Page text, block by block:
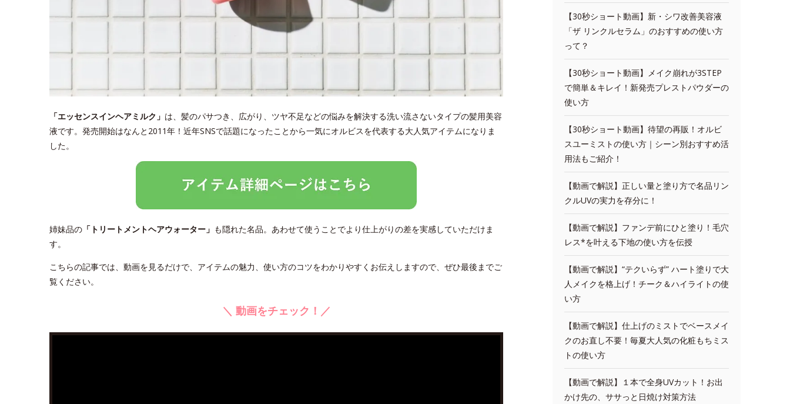
「エッセンスインヘアミルク」 は、髪のパサつき、広がり、ツヤ不足などの悩みを解決する洗い流さないタイプの髪用美容
液です。発売開始はなんと2011年！近年SNSで話題になったことから一気にオルビスを代表する大人気アイテムになりま
した。
姉妹品の 「トリートメントヘアウォーター」 も隠れた名品。あわせて使うことでより仕上がりの差を実感していただけま
す。
こちらの記事では、動画を見るだけで、アイテムの魅力、使い方のコツをわかりやすくお伝えしますので、ぜひ最後までご
覧ください。
＼ 動画をチェック！／
【30秒ショート動画】新・シワ改善美容液
「ザ リンクルセラム」のおすすめの使い方
って？
【30秒ショート動画】メイク崩れが3STEP
で簡単＆キレイ！新発売プレストパウダーの
使い方
【30秒ショート動画】待望の再販！オルビ
スユーミストの使い方｜シーン別おすすめ活
用法もご紹介！
【動画で解説】正しい量と塗り方で名品リン
クルUVの実力を存分に！
【動画で解説】ファンデ前にひと塗り！毛穴
レス*を叶える下地の使い方を伝授
【動画で解説】“テクいらず” ハート塗りで大
人メイクを格上げ！チーク＆ハイライトの使
い方
【動画で解説】仕上げのミストでベースメイ
クのお直し不要！毎夏大人気の化粧もちミス
トの使い方
【動画で解説】１本で全身UVカット！お出
かけ先の、ササっと日焼け対策方法